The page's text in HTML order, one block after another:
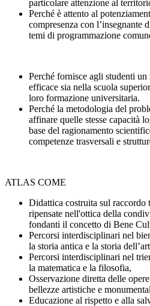
particolare attenzione al
Perché è attento al
compresenza con
temi di programmazione
Perché fornisce agli studenti
efficace sia nella scuola
loro formazione universitaria.
Perché la metodologia del
affinare quelle stesse capacità
base del ragionamento
competenze trasversali e
ATLAS COME
Didattica costruita sul raccordo
ripensate nell'ottica della
fondanti il concetto di Bene
Percorsi interdisciplinari nel
la storia antica e la storia
Percorsi interdisciplinari nel
la matematica e la filosofia,
Osservazione diretta delle
bellezze artistiche e
Educazione al rispetto e alla